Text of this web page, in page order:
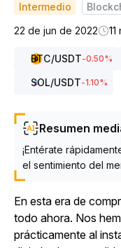
Intermedio
22 de jun de 2022
BTC/USDT-0.50%
SOL/USDT-1.10%
Resumen
¡Entérate
el sentimiento del
En esta era de
todo ahora. Nos
prácticamente al